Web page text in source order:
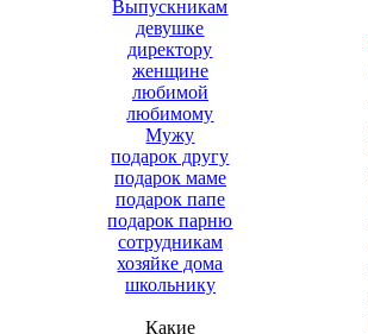
Выпускникам
девушке
директору
женщине
любимой
любимому
Мужу
подарок другу
подарок маме
подарок папе
подарок парню
сотрудникам
хозяйке дома
школьнику
Какие